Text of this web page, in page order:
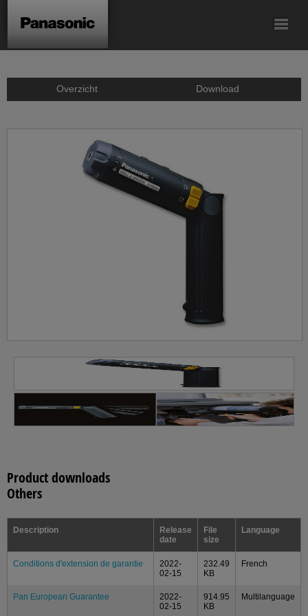
Accu-kitpistolen
Overzicht Download
Product downloads
Others
Description
Release
date
File
size
Language
Conditions d'extension de garantie
2022-
02-15
232.49
KB
French
Pan European Guarantee
2022-
02-15
914.95
KB
Multilanguage